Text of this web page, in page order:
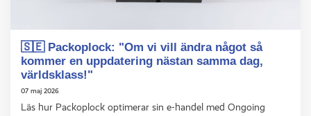
🇸🇪 Packoplock: "Om vi vill ändra något så
kommer en uppdatering nästan samma dag,
världsklass!"
07 maj 2026
Läs hur Packoplock optimerar sin e-handel med Ongoing